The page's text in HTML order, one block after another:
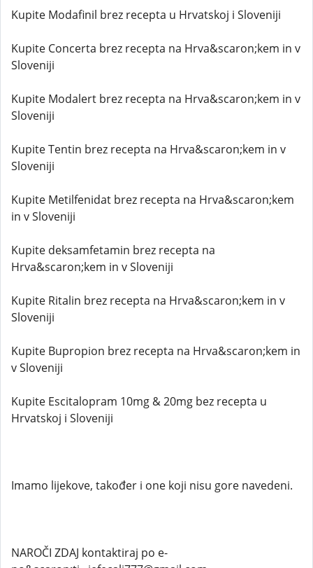
Kupite Modafinil brez recepta u Hrvatskoj i Sloveniji
Kupite Concerta brez recepta na Hrva&scaron;kem in v
Sloveniji
Kupite Modalert brez recepta na Hrva&scaron;kem in v
Sloveniji
Kupite Tentin brez recepta na Hrva&scaron;kem in v
Sloveniji
Kupite Metilfenidat brez recepta na Hrva&scaron;kem
in v Sloveniji
Kupite deksamfetamin brez recepta na
Hrva&scaron;kem in v Sloveniji
Kupite Ritalin brez recepta na Hrva&scaron;kem in v
Sloveniji
Kupite Bupropion brez recepta na Hrva&scaron;kem in
v Sloveniji
Kupite Escitalopram 10mg & 20mg bez recepta u
Hrvatskoj i Sloveniji
Imamo lijekove, također i one koji nisu gore navedeni.
NAROČI ZDAJ kontaktiraj po e-